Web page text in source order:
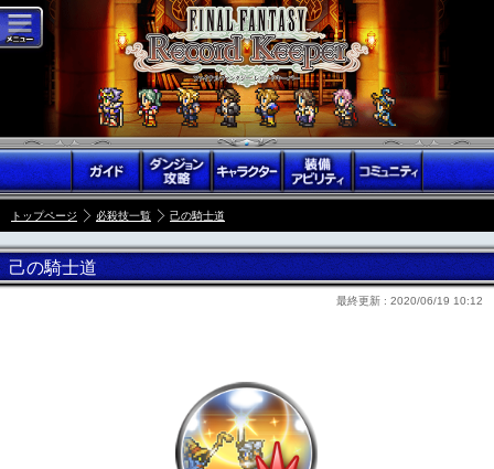
トップページ 必殺技一覧 己の騎士道
己の騎士道
最終更新 : 2020/06/19 10:12